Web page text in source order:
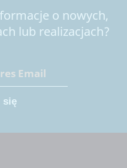
o nowych,
lub realizacjach?